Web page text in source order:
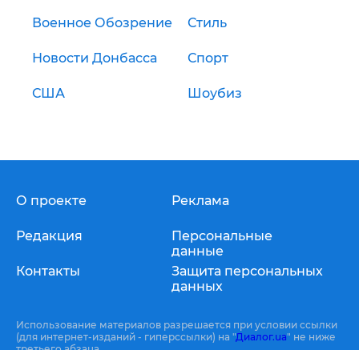
Военное Обозрение Стиль
Новости Донбасса Спорт
США Шоубиз
О проекте
Редакция
Контакты
Реклама
Персональные
данные
Защита персональных
данных
Использование материалов разрешается при условии ссылки
(для интернет-изданий - гиперссылки) на "Диалог.ua" не ниже